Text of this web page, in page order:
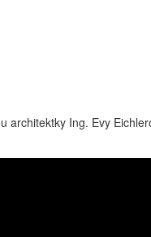
Ing. Evy